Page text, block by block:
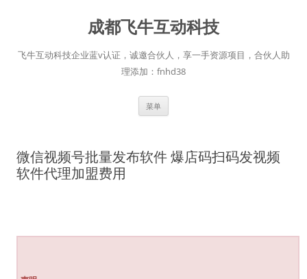
成都飞牛互动科技
飞牛互动科技企业蓝v认证，诚邀合伙人，享一手资源项目，合伙人助
理添加：fnhd38
菜单
微信视频号批量发布软件 爆店码扫码发视频
软件代理加盟费用